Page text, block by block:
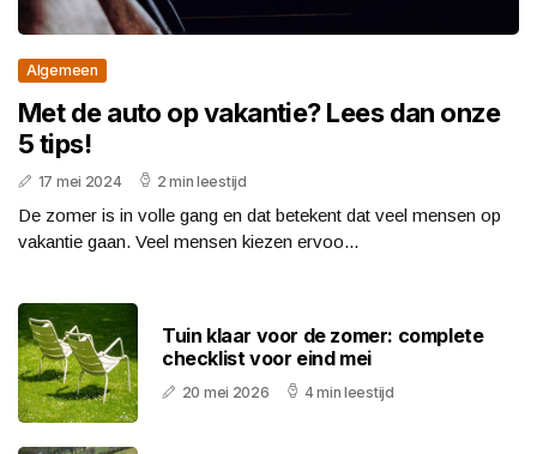
Algemeen
Met de auto op vakantie? Lees dan onze
5 tips!
17 mei 2024 2 min leestijd
De zomer is in volle gang en dat betekent dat veel mensen op
vakantie gaan. Veel mensen kiezen ervoo...
Tuin klaar voor de zomer: complete
checklist voor eind mei
20 mei 2026 4 min leestijd